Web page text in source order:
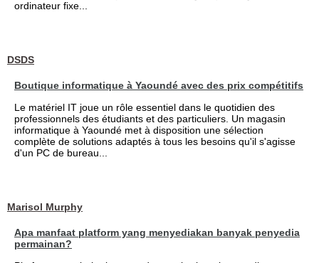
ordinateur fixe...
DSDS
Boutique informatique à Yaoundé avec des prix compétitifs
Le matériel IT joue un rôle essentiel dans le quotidien des
professionnels des étudiants et des particuliers. Un magasin
informatique à Yaoundé met à disposition une sélection
complète de solutions adaptés à tous les besoins qu'il s'agisse
d'un PC de bureau...
Marisol Murphy
Apa manfaat platform yang menyediakan banyak penyedia
permainan?